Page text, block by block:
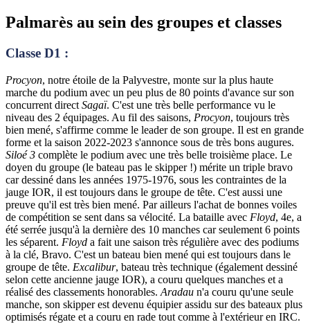
Palmarès au sein des groupes et classes
Classe D1 :
Procyon, notre étoile de la Palyvestre, monte sur la plus haute
marche du podium avec un peu plus de 80 points d'avance sur son
concurrent direct Sagaï. C'est une très belle performance vu le
niveau des 2 équipages. Au fil des saisons, Procyon, toujours très
bien mené, s'affirme comme le leader de son groupe. Il est en grande
forme et la saison 2022-2023 s'annonce sous de très bons augures.
Siloé 3 complète le podium avec une très belle troisième place. Le
doyen du groupe (le bateau pas le skipper !) mérite un triple bravo
car dessiné dans les années 1975-1976, sous les contraintes de la
jauge IOR, il est toujours dans le groupe de tête. C'est aussi une
preuve qu'il est très bien mené. Par ailleurs l'achat de bonnes voiles
de compétition se sent dans sa vélocité. La bataille avec Floyd, 4e, a
été serrée jusqu'à la dernière des 10 manches car seulement 6 points
les séparent. Floyd a fait une saison très régulière avec des podiums
à la clé, Bravo. C'est un bateau bien mené qui est toujours dans le
groupe de tête. Excalibur, bateau très technique (également dessiné
selon cette ancienne jauge IOR), a couru quelques manches et a
réalisé des classements honorables. Aradau n'a couru qu'une seule
manche, son skipper est devenu équipier assidu sur des bateaux plus
optimisés régate et a couru en rade tout comme à l'extérieur en IRC.